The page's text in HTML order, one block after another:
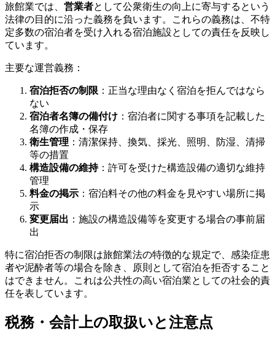
旅館業では、 営業者として公衆衛生の向上に寄与するという
法律の目的に沿った義務を負います。これらの義務は、不特
定多数の宿泊者を受け入れる宿泊施設としての責任を反映し
ています。
主要な運営義務：
宿泊拒否の制限 ：正当な理由なく宿泊を拒んではなら
ない
宿泊者名簿の備付け ：宿泊者に関する事項を記載した
名簿の作成・保存
衛生管理 ：清潔保持、換気、採光、照明、防湿、清掃
等の措置
構造設備の維持：許可を受けた構造設備の適切な維持
管理
料金の掲示 ：宿泊料その他の料金を見やすい場所に掲
示
変更届出 ：施設の構造設備等を変更する場合の事前届
出
特に宿泊拒否の制限は旅館業法の特徴的な規定で、感染症患
者や泥酔者等の場合を除き、原則として宿泊を拒否すること
はできません。これは公共性の高い宿泊業としての社会的責
任を表しています。
税務・会計上の取扱いと注意点